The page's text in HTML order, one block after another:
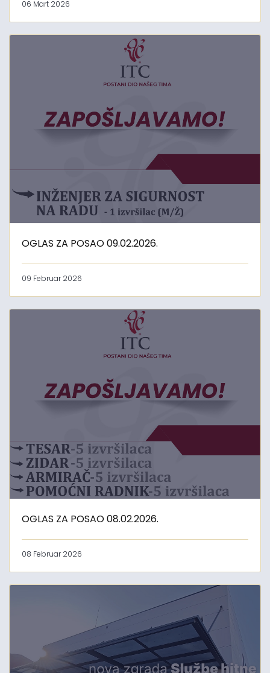
06 Mart 2026
OGLAS ZA POSAO 09.02.2026.
09 Februar 2026
OGLAS ZA POSAO 08.02.2026.
08 Februar 2026